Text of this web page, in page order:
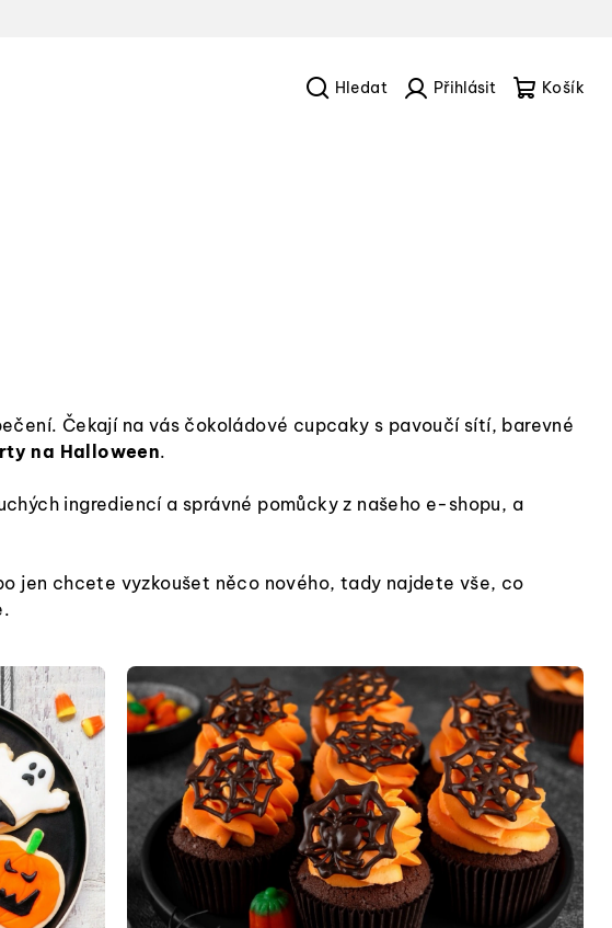
Čekají na vás čokoládové cupcaky s pavoučí sítí, barevné
na Halloween.
ingrediencí a správné pomůcky z našeho e-shopu, a
jen chcete vyzkoušet něco nového, tady najdete vše, co